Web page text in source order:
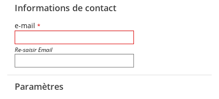
Informations de contact
e-mail *
Re-saisir Email
Paramètres